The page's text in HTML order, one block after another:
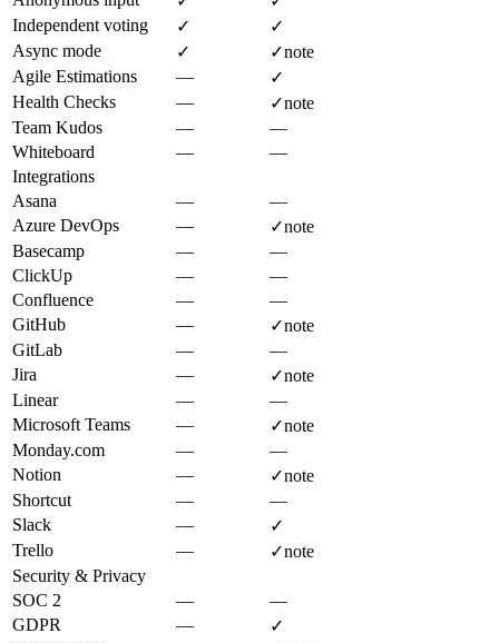
Independent voting
✓
✓
Async mode
✓ ✓note
Agile Estimations
—
✓
Health Checks
— ✓note
Team Kudos
—
—
Whiteboard
—
—
Integrations
Asana
—
—
Azure DevOps
— ✓note
Basecamp
—
—
ClickUp
—
—
Confluence
—
—
GitHub
— ✓note
GitLab
—
—
Jira
— ✓note
Linear
—
—
Microsoft Teams
— ✓note
Monday.com
—
—
Notion
— ✓note
Shortcut
—
—
Slack
—
✓
Trello
— ✓note
Security & Privacy
SOC 2
—
—
GDPR
—
✓